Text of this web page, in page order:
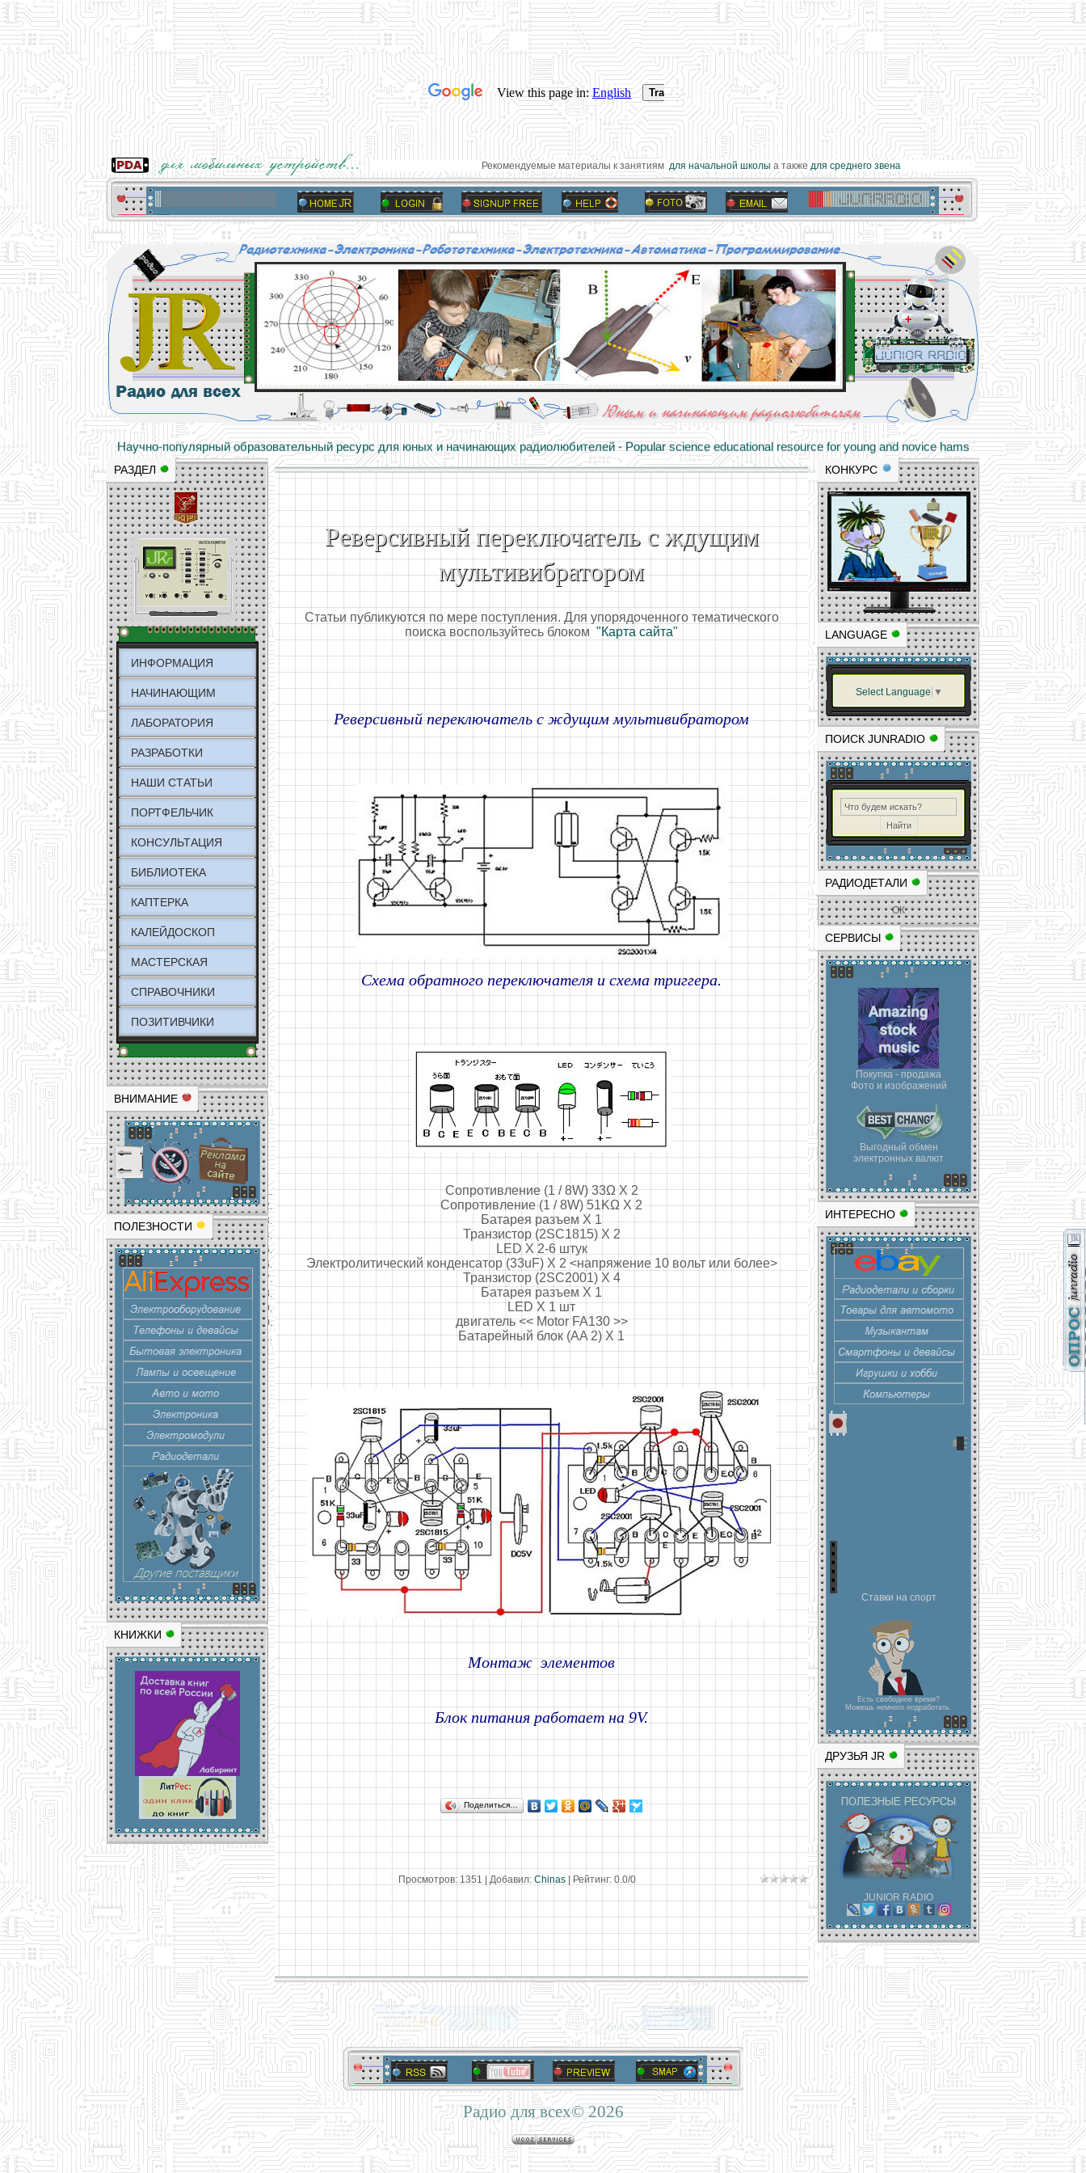
Рекомендуемые материалы к занятиямдля начальной школыа такжедля среднего звена
Научно-популярный образовательный ресурс для юных и начинающих радиолюбителей - Popular science educational resource for young and novice hams
Основы электричества, учебные материалы и опыт профессионалов - Basics of electricity, educational materials and professional experience
РАЗДЕЛ
ИНФОРМАЦИЯ
НАЧИНАЮЩИМ
ЛАБОРАТОРИЯ
РАЗРАБОТКИ
НАШИ СТАТЬИ
ПОРТФЕЛЬЧИК
КОНСУЛЬТАЦИЯ
БИБЛИОТЕКА
КАПТЕРКА
КАЛЕЙДОСКОП
МАСТЕРСКАЯ
СПРАВОЧНИКИ
ПОЗИТИВЧИКИ
ВНИМАНИЕ
ПОЛЕЗНОСТИ
КНИЖКИ
КОНКУРС
LANGUAGE
Select Language ▼
ПОИСК JUNRADIO
РАДИОДЕТАЛИ
ОК
СЕРВИСЫ
Покупка - продажа
Фото и изображений
Выгодный обмен
электронных валют
ИНТЕРЕСНО
Ставки на спорт
Есть свободное время?
Можешь немного подработать.
ДРУЗЬЯ JR
JUNIOR RADIO
Реверсивный переключатель с ждущим
мультивибратором
Статьи публикуются по мере поступления. Для упорядоченного тематического
поиска воспользуйтесь блоком "Карта сайта"
Реверсивный переключатель с ждущим мультивибратором
Схема обратного переключателя и схема триггера.
Сопротивление (1 / 8W) 33Ω X 2
Сопротивление (1 / 8W) 51KΩ X 2
Батарея разъем X 1
Транзистор (2SC1815) X 2
LED X 2-6 штук
Электролитический конденсатор (33uF) X 2 <напряжение 10 вольт или более>
Транзистор (2SC2001) X 4
Батарея разъем X 1
LED X 1 шт
двигатель << Motor FA130 >>
Батарейный блок (AA 2) X 1
Монтаж элементов
Блок питания работает на 9V.
Поделиться…
Просмотров: 1351 Добавил: Chinas Рейтинг: 0.0/0
Радио для всех© 2026